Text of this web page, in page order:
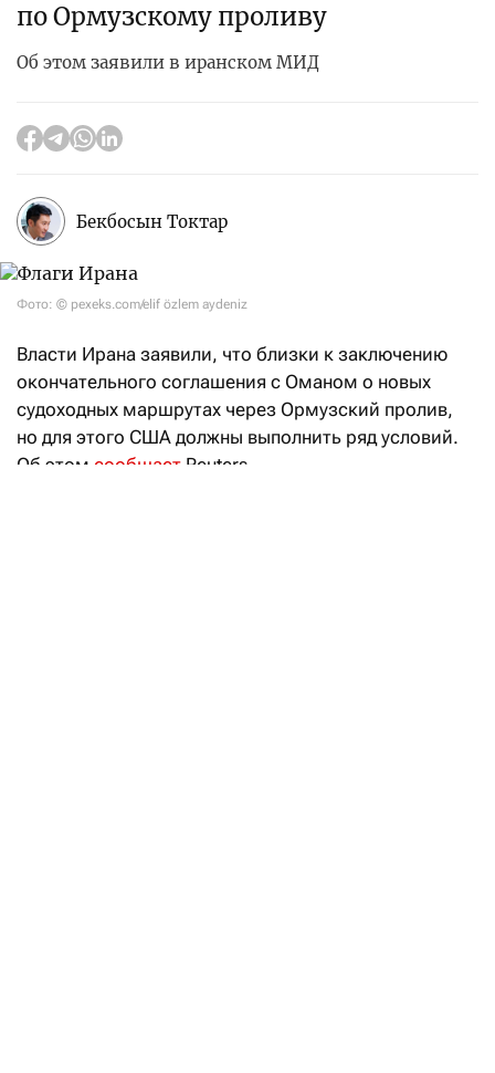
по Ормузскому проливу
Об этом заявили в иранском МИД
Бекбосын Токтар
Фото: © pexeks.com/elif özlem aydeniz
Власти Ирана заявили, что близки к заключению
окончательного соглашения с Оманом о новых
судоходных маршрутах через Ормузский пролив,
но для этого США должны выполнить ряд условий.
Об этом сообщает Reuters.